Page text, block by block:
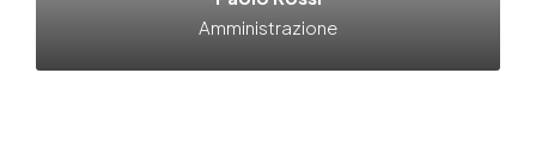
Amministrazione